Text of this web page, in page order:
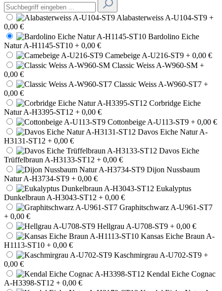
Alabasterweiss A-U104-ST9 +
0,00 €
Bardolino Eiche
Natur A-H1145-ST10 + 0,00 €
Camebeige A-U216-ST9 + 0,00 €
Classic Weiss A-W960-SM +
0,00 €
Classic Weiss A-W960-ST7 +
0,00 €
Corbridge Eiche
Natur A-H3395-ST12 + 0,00 €
Cottonbeige A-U113-ST9 + 0,00 €
Davos Eiche Natur A-
H3131-ST12 + 0,00 €
Davos Eiche
Trüffelbraun A-H3133-ST12 + 0,00 €
Dijon Nussbaum
Natur A-H3734-ST9 + 0,00 €
Eukalyptus
Dunkelbraun A-H3043-ST12 + 0,00 €
Graphitschwarz A-U961-ST7
+ 0,00 €
Hellgrau A-U708-ST9 + 0,00 €
Kansas Eiche Braun A-
H1113-ST10 + 0,00 €
Kaschmirgrau A-U702-ST9 +
0,00 €
Kendal Eiche Cognac
A-H3398-ST12 + 0,00 €